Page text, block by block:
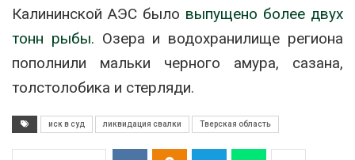
Калининской АЭС было выпущено более двух
тонн рыбы. Озера и водохранилище региона
пополнили мальки черного амура, сазана,
толстолобика и стерляди.
иск в суд ликвидация свалки Тверская область